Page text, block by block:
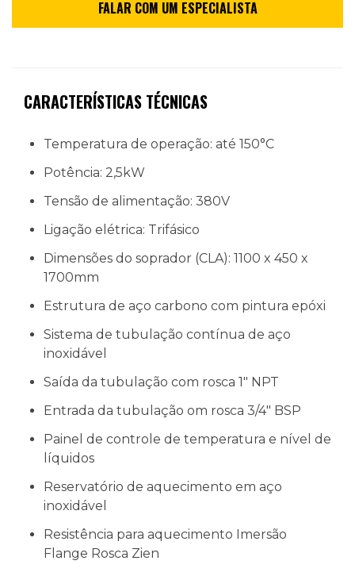
CARACTERÍSTICAS TÉCNICAS
Temperatura de operação: até 150°C
Potência: 2,5kW
Tensão de alimentação: 380V
Ligação elétrica: Trifásico
Dimensões do soprador (CLA): 1100 x 450 x
1700mm
Estrutura de aço carbono com pintura epóxi
Sistema de tubulação contínua de aço
inoxidável
Saída da tubulação com rosca 1" NPT
Entrada da tubulação om rosca 3/4" BSP
Painel de controle de temperatura e nível de
líquidos
Reservatório de aquecimento em aço
inoxidável
Resistência para aquecimento Imersão
Flange Rosca Zien